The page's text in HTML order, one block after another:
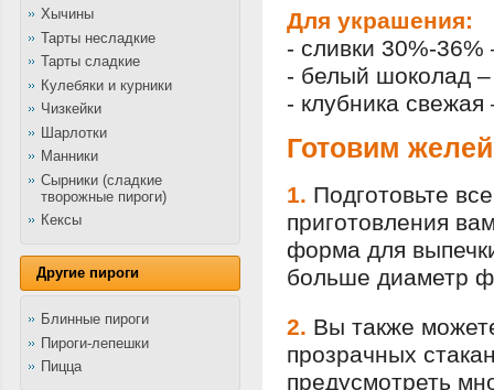
Хычины
Тарты несладкие
Тарты сладкие
Кулебяки и курники
Чизкейки
Шарлотки
Манники
Сырники (сладкие
творожные пироги)
Кексы
Другие пироги
Блинные пироги
Пироги-лепешки
Пицца
Для украшения:
- сливки 30%-36%
- белый шоколад –
- клубника свежая
Готовим
1. Подготовьте
приготовления
форма для
больше диаметр
2. Вы также
прозрачных
предусмотреть